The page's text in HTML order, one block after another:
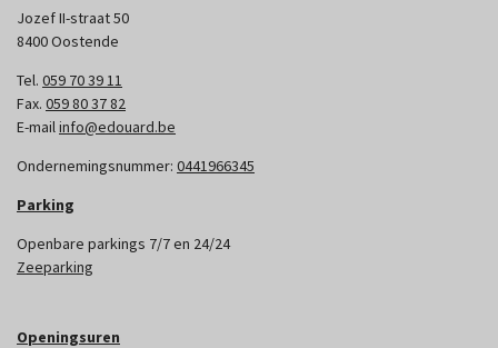
Jozef II-straat 50
8400 Oostende
Tel. 059 70 39 11
Fax. 059 80 37 82
E-mailinfo@edouard.be
Ondernemingsnummer: 0441966345
Parking
Openbare parkings 7/7 en 24/24
Zeeparking
Openingsuren